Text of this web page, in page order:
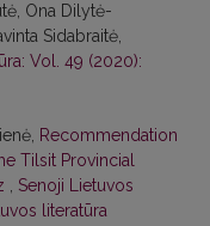
Ona Dilytė-
Sidabraitė,
Vol. 49 (2020):
Recommendation
Tilsit Provincial
, Senoji Lietuvos
literatūra